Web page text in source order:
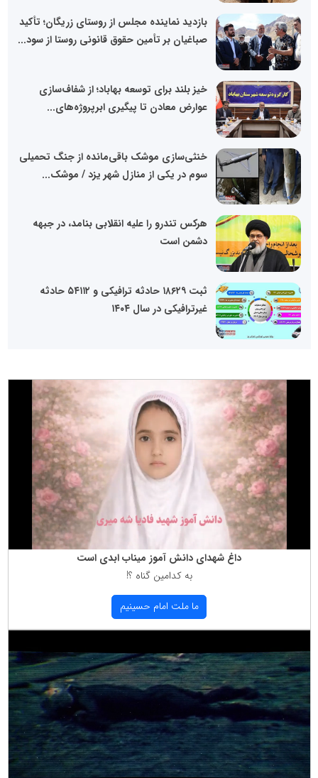
بازدید نماینده مجلس از روستای زریگان؛ تأکید
صباغیان بر تأمین حقوق قانونی روستا از سود...
خیز بلند برای توسعه بهاباد؛ از شفاف‌سازی
عوارض معادن تا پیگیری ابرپروژه‌های...
خنثی‌سازی موشک باقی‌مانده از جنگ تحمیلی
سوم در یکی از منازل شهر یزد / موشک...
هرکس تندرو را علیه انقلابی بنامد، در جبهه
دشمن است
ثبت ۱۸۶۲۹ حادثه ترافیکی و ۵۴۱۱۲ حادثه
غیرترافیکی در سال ۱۴۰۴
داغ شهدای دانش آموز میناب ابدی است
به كدامین گناه ؟!
ما ملت امام حسینیم